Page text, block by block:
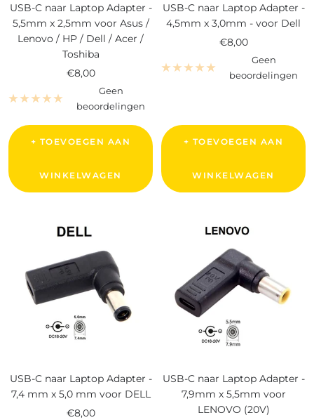
USB-C naar Laptop Adapter -
5,5mm x 2,5mm voor Asus /
Lenovo / HP / Dell / Acer /
Toshiba
Verkoopprijs
€8,00
Geen
beoordelingen
+ TOEVOEGEN AAN
WINKELWAGEN
USB-C naar Laptop Adapter -
4,5mm x 3,0mm - voor Dell
Verkoopprijs
€8,00
Geen
beoordelingen
+ TOEVOEGEN AAN
WINKELWAGEN
USB-C naar Laptop Adapter -
7,4 mm x 5,0 mm voor DELL
Verkoopprijs
€8,00
USB-C naar Laptop Adapter -
7,9mm x 5,5mm voor
LENOVO (20V)